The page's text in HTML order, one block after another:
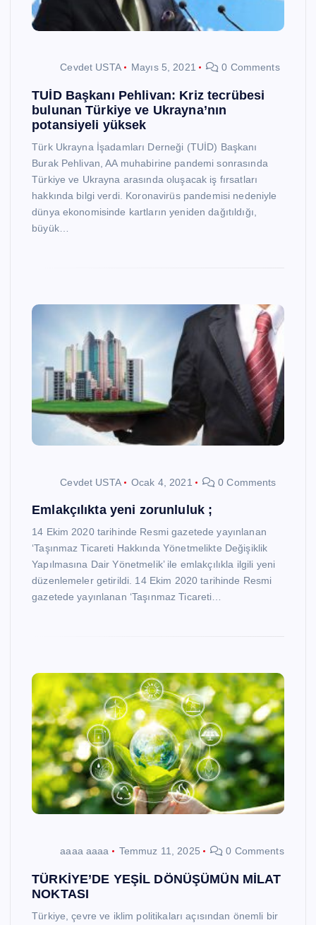
Cevdet USTA Mayıs 5, 2021 0 Comments
TUİD Başkanı Pehlivan: Kriz tecrübesi
bulunan Türkiye ve Ukrayna’nın
potansiyeli yüksek
Türk Ukrayna İşadamları Derneği (TUİD) Başkanı
Burak Pehlivan, AA muhabirine pandemi sonrasında
Türkiye ve Ukrayna arasında oluşacak iş fırsatları
hakkında bilgi verdi. Koronavirüs pandemisi nedeniyle
dünya ekonomisinde kartların yeniden dağıtıldığı,
büyük…
Cevdet USTA Ocak 4, 2021 0 Comments
Emlakçılıkta yeni zorunluluk ;
14 Ekim 2020 tarihinde Resmi gazetede yayınlanan
‘Taşınmaz Ticareti Hakkında Yönetmelikte Değişiklik
Yapılmasına Dair Yönetmelik’ ile emlakçılıkla ilgili yeni
düzenlemeler getirildi. 14 Ekim 2020 tarihinde Resmi
gazetede yayınlanan ‘Taşınmaz Ticareti…
aaaa aaaa Temmuz 11, 2025 0 Comments
TÜRKİYE’DE YEŞİL DÖNÜŞÜMÜN MİLAT
NOKTASI
Türkiye, çevre ve iklim politikaları açısından önemli bir